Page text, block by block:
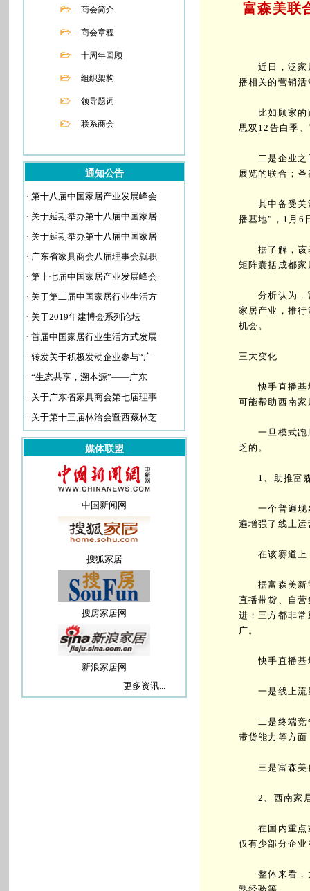
商会简介
商会章程
十周年回顾
组织架构
领导题词
联系商会
通知公告
· 第十八届中国家居产业发展峰会
· 关于延期举办第十八届中国家居
· 关于延期举办第十八届中国家居
· 广东省家具商会八届理事会就职
· 第十七届中国家居产业发展峰会
· 关于第二届中国家居行业生活方
· 关于2019年建博会系列论坛
· 首届中国家居行业生活方式发展
· 转发关于积极发动企业参与“广
· “生态共享，溯本源”——广东
· 关于广东省家具商会第七届理事
· 关于第十三届林洽会暨西藏林芝
媒体联盟
中国新闻网
搜狐家居
搜房家居网
新浪家居网
更多资讯...
富森美联
近日，泛家居
播相关的营销活
比如顾家的跨
思双12告白季
二是企业之间
展览的联合；
其中备受关注
播基地”，1月6
据了解，该基
矩阵囊括成都
分析认为，富
家居产业，推
机会。
三大变化
快手直播基地
可能帮助西南
一旦模式跑顺
乏的。
1、助推富森
一个普遍现象
遍增强了线上
在该赛道上
据富森美新零
直播带货、自
进；三方都非
广。
快手直播基地
一是线上流量
二是终端竞争
带货能力等方
三是富森美自
2、西南家居
在国内重点家
仅有少部分企
整体来看，大